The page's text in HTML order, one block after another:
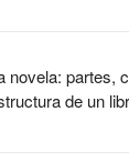
novela: partes,
de un